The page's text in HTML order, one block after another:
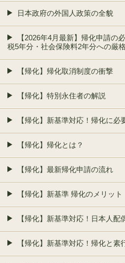
日本政府の外国人政策の全貌
【2026年4月最新】帰化申請の
税5年分・社会保険料2年分への厳
【帰化】帰化取消制度の衝撃
【帰化】特別永住者の解説
【帰化】新基準対応！帰化に必
【帰化】帰化とは？
【帰化】最新帰化申請の流れ
【帰化】新基準 帰化のメリット
【帰化】新基準対応！日本人配
【帰化】新基準対応！帰化と素